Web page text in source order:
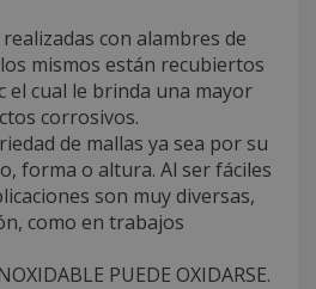
con alambres de
mismos están recubiertos
el cual le brinda una mayor
corrosivos.
de mallas ya sea por su
forma o altura. Al ser fáciles
son muy diversas,
como en trabajos
PUEDE OXIDARSE.